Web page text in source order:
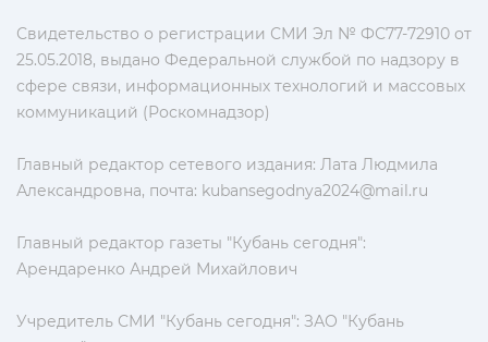
Свидетельство о регистрации СМИ Эл № ФС77-72910 от
25.05.2018, выдано Федеральной службой по надзору в
сфере связи, информационных технологий и массовых
коммуникаций (Роскомнадзор)
Главный редактор сетевого издания: Лата Людмила
Александровна, почта: kubansegodnya2024@mail.ru
Главный редактор газеты "Кубань сегодня":
Арендаренко Андрей Михайлович
Учредитель СМИ "Кубань сегодня": ЗАО "Кубань